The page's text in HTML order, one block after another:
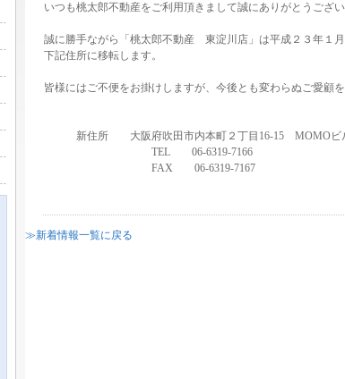
いつも桃太郎不動産をご利用頂きまして誠にありがとうござい
誠に勝手ながら「桃太郎不動産 東淀川店」は平成２３年１月
下記住所に移転します。
皆様にはご不便をお掛けしますが、今後とも変わらぬご愛顧
新住所 大阪府吹田市内本町２丁目16-15 MOMOビ
TEL 06-6319-7166
FAX 06-6319-7167
≫新着情報一覧に戻る